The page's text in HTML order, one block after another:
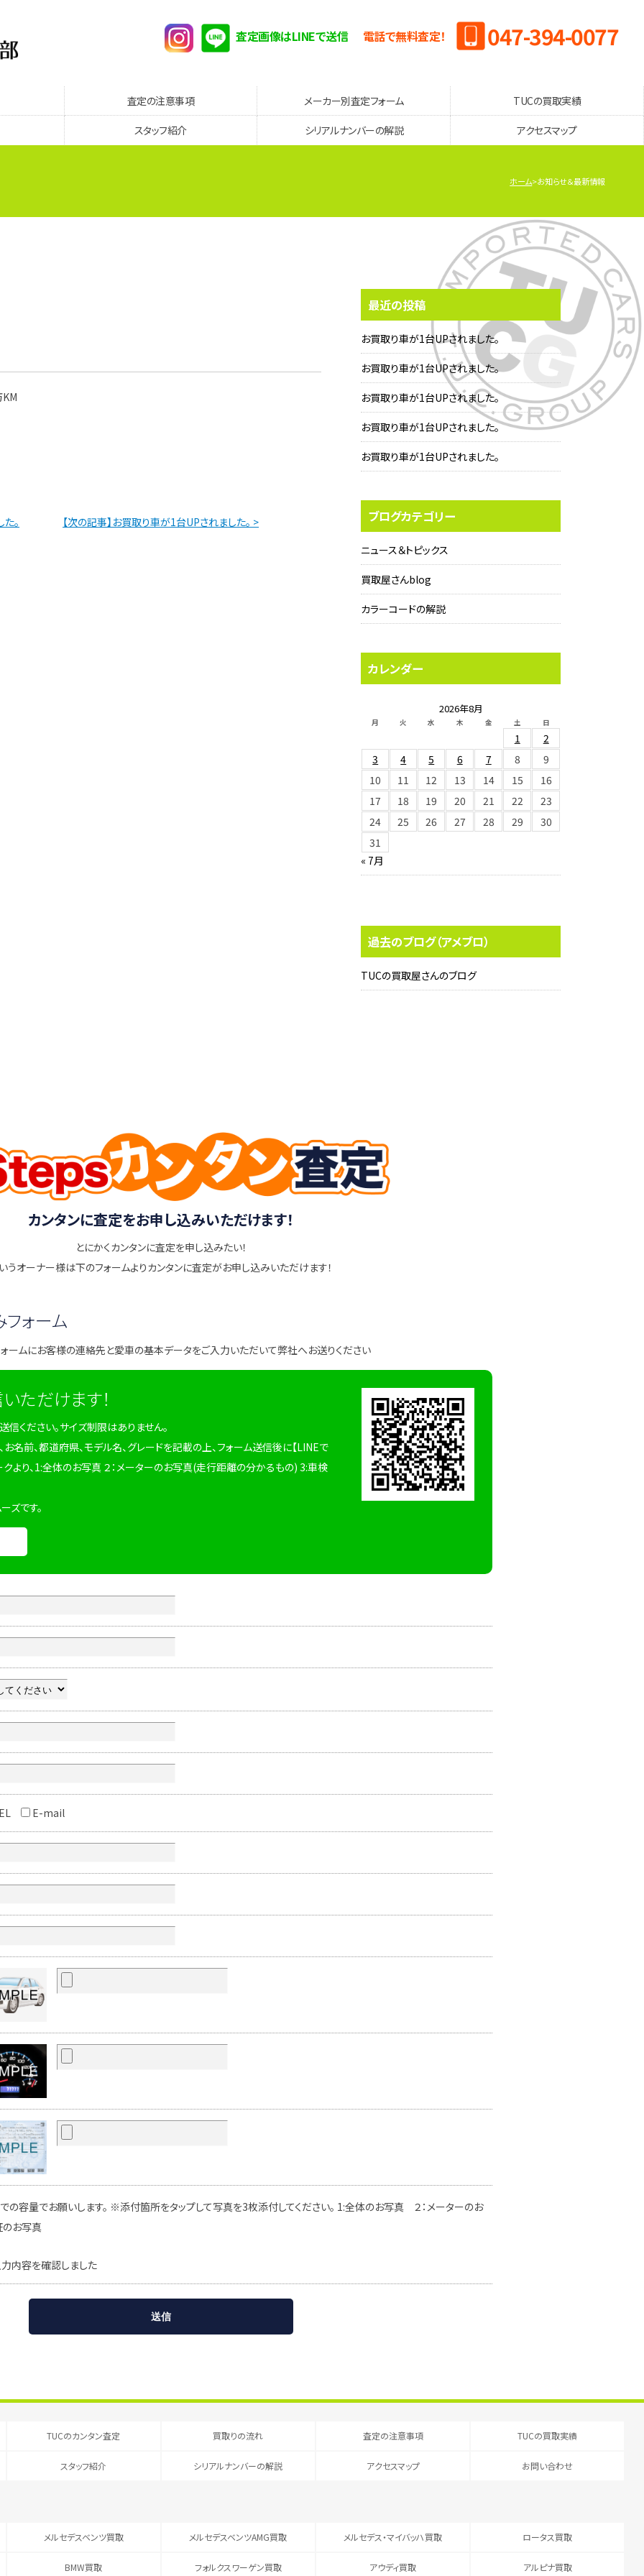
電話で無料査定！ 047-394-0077
査定画像はLINEで送信
査定の注意事項 メーカー別査定フォーム TUCの買取実績
スタッフ紹介 シリアルナンバーの解説 アクセスマップ
ホーム お知らせ＆最新情報
。 【次の記事】お買取り車が1台UPされました。 >
最近の投稿
お買取り車が1台UPされました。
お買取り車が1台UPされました。
お買取り車が1台UPされました。
お買取り車が1台UPされました。
お買取り車が1台UPされました。
ブログカテゴリー
ニュース＆トピックス
買取屋さんblog
カラーコードの解説
カレンダー
2026年8月
月 火 水 木 金 土 日
1
2
3
4 5 6 7 8
9
10
11 12 13 14 15
16
17
18 19 20 21 22
23
24
25 26 27 28 29
30
31
« 7月
過去のブログ（アメブロ）
TUCの買取屋さんのブログ
カンタンに査定をお申し込みいただけます！
とにかくカンタンに査定を申し込みたい！
うオーナー様は下のフォームよりカンタンに査定がお申し込みいただけます！
ォーム
ームにお客様の連絡先と愛車の基本データをご入力いただいて弊社へお送りください
ただけます！
ください。サイズ制限はありません。
名前、都道府県、モデル名、グレードを記載の上、フォーム送信後に【LINEで
クより、1:全体のお写真 ２：メーターのお写真(走行距離の分かるもの) 3:車検
ズです。
E-mail
容量でお願いします。 ※添付箇所をタップして写真を3枚添付してください。 1:全体のお写真 ２：メーターのお
お写真
内容を確認しました
TUCのカンタン査定 買取りの流れ 査定の注意事項 TUCの買取実績
スタッフ紹介 シリアルナンバーの解説 アクセスマップ お問い合わせ
メルセデスベンツ買取 メルセデスベンツAMG買取 メルセデス・マイバッハ買取 ロータス買取
BMW買取 フォルクスワーゲン買取 アウディ買取 アルピナ買取